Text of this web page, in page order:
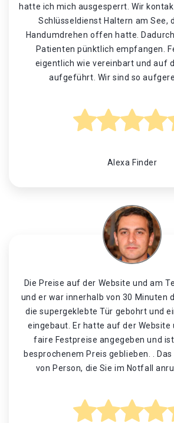
hatte ich mich ausgesperrt. Wir
Schlüsseldienst Haltern am See,
Handumdrehen offen hatte.
Patienten pünktlich empfangen.
eigentlich wie vereinbart und auf
aufgeführt. Wir sind so
Alexa Finder
Die Preise auf der Website und am
und er war innerhalb von 30 Minuten
die supergeklebte Tür gebohrt und
eingebaut. Er hatte auf der Website
faire Festpreise angegeben und
besprochenem Preis geblieben. .
von Person, die Sie im Notfall